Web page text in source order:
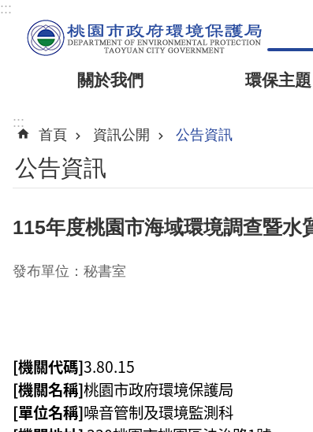
:::
關於我們 環保主題
:::
首頁
資訊公開 公告資訊
公告資訊
115年度桃園市海域環境調查暨水
發布單位：秘書室
[機關代碼]3.80.15
[機關名稱]桃園市政府環境保護局
[單位名稱]噪音管制及環境監測科